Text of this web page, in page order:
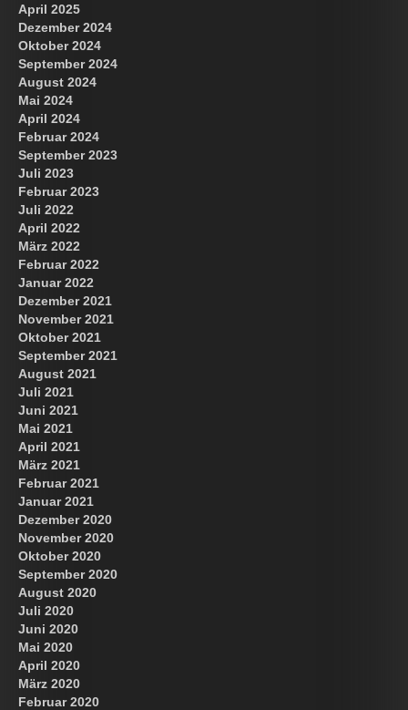
April 2025
Dezember 2024
Oktober 2024
September 2024
August 2024
Mai 2024
April 2024
Februar 2024
September 2023
Juli 2023
Februar 2023
Juli 2022
April 2022
März 2022
Februar 2022
Januar 2022
Dezember 2021
November 2021
Oktober 2021
September 2021
August 2021
Juli 2021
Juni 2021
Mai 2021
April 2021
März 2021
Februar 2021
Januar 2021
Dezember 2020
November 2020
Oktober 2020
September 2020
August 2020
Juli 2020
Juni 2020
Mai 2020
April 2020
März 2020
Februar 2020